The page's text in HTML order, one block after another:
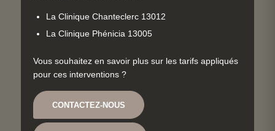
La Clinique Chanteclerc 13012
La Clinique Phénicia 13005
Vous souhaitez en savoir plus sur les tarifs appliqués
pour ces interventions ?
CONTACTEZ-NOUS